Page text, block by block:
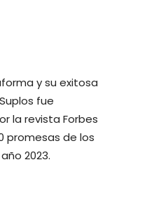
y su exitosa
fue
la revista Forbes
promesas de los
2023.